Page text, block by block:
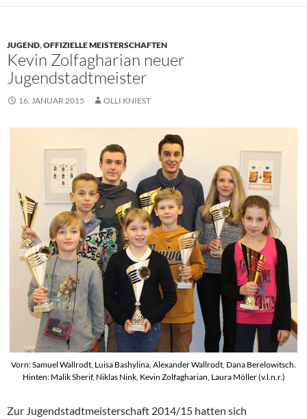
JUGEND,OFFIZIELLE MEISTERSCHAFTEN
Kevin Zolfagharian neuer
Jugendstadtmeister
16. JANUAR 2015 OLLI KNIEST
Vorn: Samuel Wallrodt, Luisa Bashylina, Alexander Wallrodt, Dana Berelowitsch.
Hinten: Malik Sherif, Niklas Nink, Kevin Zolfagharian, Laura Möller (v.l.n.r.)
Zur Jugendstadtmeisterschaft 2014/15 hatten sich